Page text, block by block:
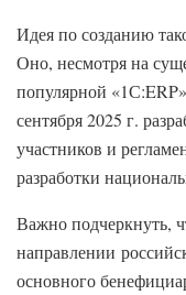
Идея по созданию
Оно, несмотря на
популярной
сентября 2025 г.
участников и
разработки
Важно подчеркнуть,
направлении
основного